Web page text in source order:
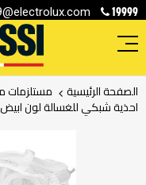
19999
الصفحة الرئيسية مستلزمات
احذية شبكي للغسالة لون